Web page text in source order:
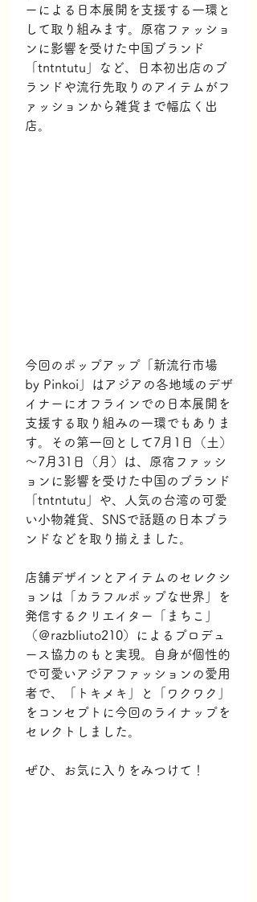
ーによる日本展開を支援する一環と
して取り組みます。原宿ファッショ
ンに影響を受けた中国ブランド
「tntntutu」など、日本初出店のブ
ランドや流行先取りのアイテムがフ
ァッションから雑貨まで幅広く出
店。
今回のポップアップ「新流行市場
by Pinkoi」はアジアの各地域のデザ
イナーにオフラインでの日本展開を
支援する取り組みの一環でもありま
す。その第一回として7月1日（土）
～7月31日（月）は、原宿ファッシ
ョンに影響を受けた中国のブランド
「tntntutu」や、人気の台湾の可愛
い小物雑貨、SNSで話題の日本ブラ
ンドなどを取り揃えました。
店舗デザインとアイテムのセレクシ
ョンは「カラフルポップな世界」を
発信するクリエイター「まちこ」
（＠razbliuto210）によるプロデュ
ース協力のもと実現。自身が個性的
で可愛いアジアファッションの愛用
者で、「トキメキ」と「ワクワク」
をコンセプトに今回のライナップを
セレクトしました。
ぜひ、お気に入りをみつけて！